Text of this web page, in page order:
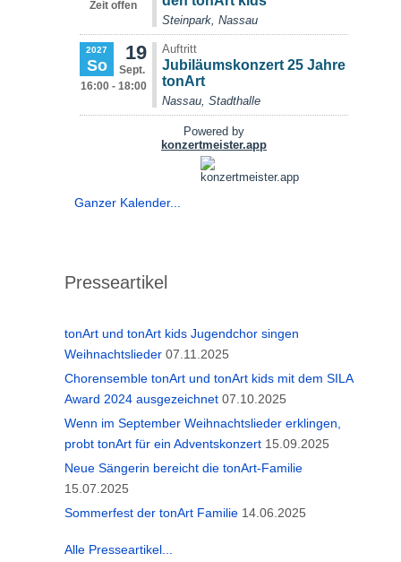
Ganzer Kalender...
Presseartikel
tonArt und tonArt kids Jugendchor singen
Weihnachtslieder 07.11.2025
Chorensemble tonArt und tonArt kids mit dem SILA
Award 2024 ausgezeichnet 07.10.2025
Wenn im September Weihnachtslieder erklingen,
probt tonArt für ein Adventskonzert 15.09.2025
Neue Sängerin bereicht die tonArt-Familie
15.07.2025
Sommerfest der tonArt Familie 14.06.2025
Alle Presseartikel...